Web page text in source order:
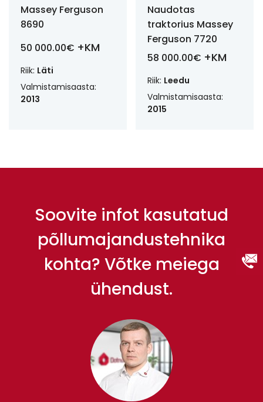
Massey Ferguson
8690
50 000.00€ +KM
Riik: Läti
Valmistamisaasta:
2013
Naudotas
traktorius Massey
Ferguson 7720
58 000.00€ +KM
Riik: Leedu
Valmistamisaasta:
2015
Soovite infot kasutatud
põllumajandustehnika
kohta? Võtke meiega
ühendust.